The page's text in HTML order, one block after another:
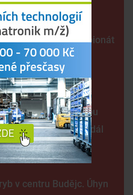
hostí evropský šampionát
bojují hlavně s
Čech? Záběry mohou
policie hlášení dál
v centru Budějc. Úhyn